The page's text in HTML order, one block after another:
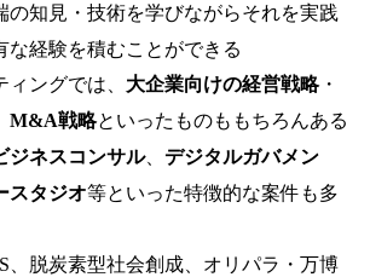
の知見・技術を学びながらそれを実践
な経験を積むことができる
ングでは、 大企業向けの経営戦略・
M&A戦略といったものももちろんある
ジネスコンサル、 デジタルガバメン
スタジオ等といった特徴的な案件も多
、脱炭素型社会創成、オリパラ・万博